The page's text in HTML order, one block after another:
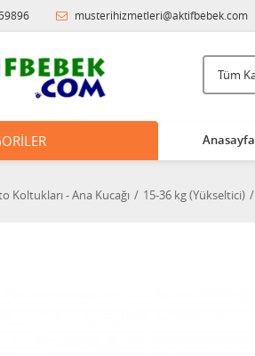
musterihizmetleri@aktifbebek.com
Anasayfa
Koltukları - Ana Kucağı 15-36 kg (Yükseltici)